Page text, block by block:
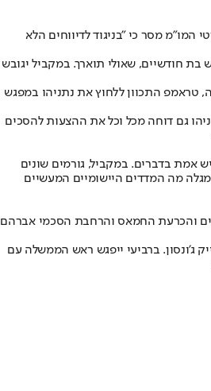
המו"מ מסר כי "בניגוד לדיווחים הלא
חודשיים, שאולי תוארך. במקביל יגובש
טראמפ התכוון ללחוץ את נתניהו במפגש
גם דוחה מכל וכל את ההצעות להסכים
אמת בדברים. במקביל, גורמים שונים
מה המדדים היישומיים המעשיים
והכרעת החמאס והרחבת הסכמי אברהם
ג'ונסון. ברביעי ייפגש ראש הממשלה עם